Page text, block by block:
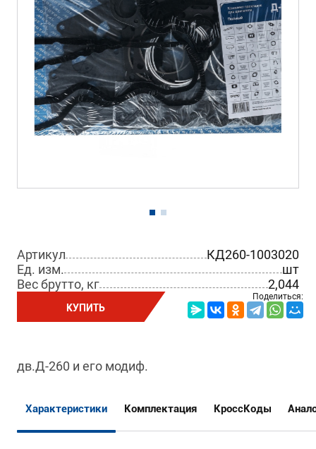
Артикул
КД260-1003020
Ед. изм.
шт
Вес брутто, кг
2,044
КУПИТЬ
Поделиться:
дв.Д-260 и его модиф.
Характеристики Комплектация КроссКоды